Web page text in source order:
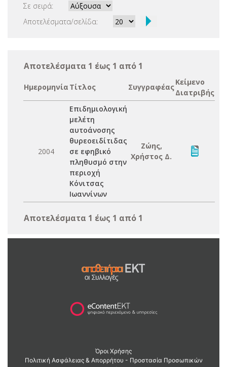
Σε σειρά:
Αποτελέσματα/σελίδα:
Αποτελέσματα 1 έως 1 από 1
Ημερομηνία Τίτλος Συγγραφέας
Κείμενο
Διατριβής
2004
Επιδημιολογική
μελέτη
αυτοάνοσης
θυρεοειδίτιδας
σε εφηβικό
πληθυσμό στην
περιοχή
Κόνιτσας
Ιωαννίνων
Ζώης,
Χρήστος Δ.
Αποτελέσματα 1 έως 1 από 1